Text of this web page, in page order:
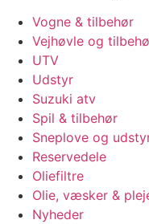
Vogne & tilbehør
Vejhøvle og
UTV
Udstyr
Suzuki atv
Spil & tilbehør
Sneplove og
Reservedele
Oliefiltre
Olie, væsker &
Nyheder